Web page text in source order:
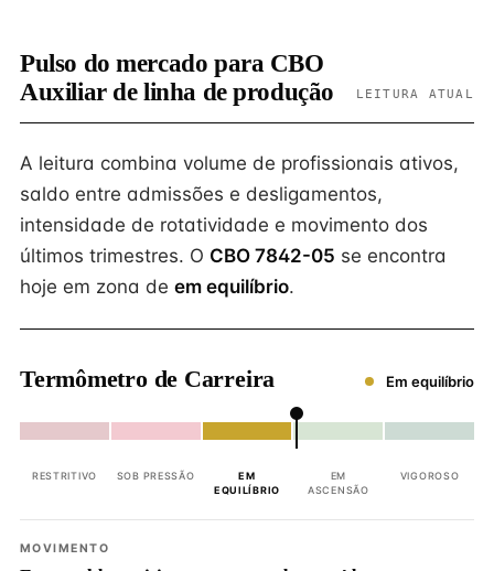
Pulso do mercado para CBO
Auxiliar de linha de produção
LEITURA ATUAL
A leitura combina volume de profissionais ativos,
saldo entre admissões e desligamentos,
intensidade de rotatividade e movimento dos
últimos trimestres. O CBO 7842-05 se encontra
hoje em zona de em equilíbrio.
Termômetro de Carreira Em equilíbrio
RESTRITIVO SOB PRESSÃO
EM
EQUILÍBRIO
EM
ASCENSÃO
VIGOROSO
MOVIMENTO